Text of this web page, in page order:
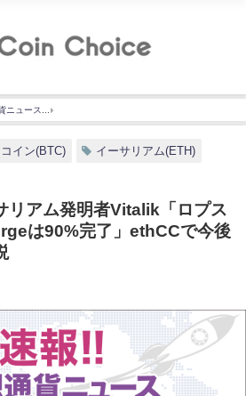
ニュース
イン(BTC) イーサリアム(ETH)
リアム発明者Vitalik「ロプス
は90%完了」ethCCで今後